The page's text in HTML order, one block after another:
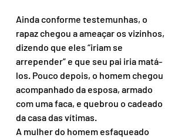
Ainda conforme testemunhas, o
rapaz chegou a ameaçar os vizinhos,
dizendo que eles “iriam se
arrepender” e que seu pai iria matá-
los. Pouco depois, o homem chegou
acompanhado da esposa, armado
com uma faca, e quebrou o cadeado
da casa das vítimas.
A mulher do homem esfaqueado